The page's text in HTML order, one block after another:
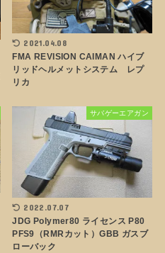
2021.04.08
FMA REVISION CAIMAN ハイブ
リッドヘルメットシステム レプ
リカ
サバゲーエアガン
2022.07.07
JDG Polymer80 ライセンス P80
PFS9（RMRカット）GBB ガスブ
ローバック